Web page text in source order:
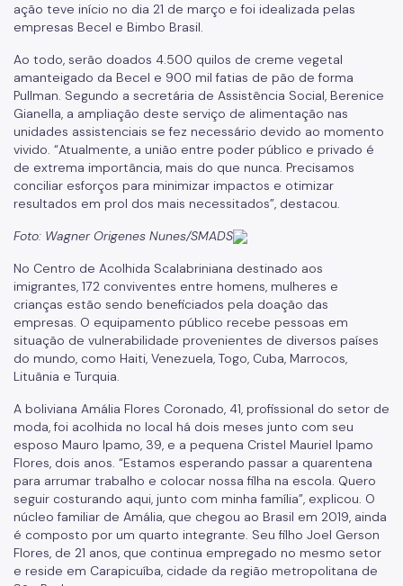
ação teve início no dia 21 de março e foi idealizada pelas
empresas Becel e Bimbo Brasil.
Ao todo, serão doados 4.500 quilos de creme vegetal
amanteigado da Becel e 900 mil fatias de pão de forma
Pullman. Segundo a secretária de Assistência Social, Berenice
Gianella, a ampliação deste serviço de alimentação nas
unidades assistenciais se fez necessário devido ao momento
vivido. “Atualmente, a união entre poder público e privado é
de extrema importância, mais do que nunca. Precisamos
conciliar esforços para minimizar impactos e otimizar
resultados em prol dos mais necessitados”, destacou.
Foto: Wagner Origenes Nunes/SMADS
No Centro de Acolhida Scalabriniana destinado aos
imigrantes, 172 conviventes entre homens, mulheres e
crianças estão sendo beneficiados pela doação das
empresas. O equipamento público recebe pessoas em
situação de vulnerabilidade provenientes de diversos países
do mundo, como Haiti, Venezuela, Togo, Cuba, Marrocos,
Lituânia e Turquia.
A boliviana Amália Flores Coronado, 41, profissional do setor de
moda, foi acolhida no local há dois meses junto com seu
esposo Mauro Ipamo, 39, e a pequena Cristel Mauriel Ipamo
Flores, dois anos. “Estamos esperando passar a quarentena
para arrumar trabalho e colocar nossa filha na escola. Quero
seguir costurando aqui, junto com minha família”, explicou. O
núcleo familiar de Amália, que chegou ao Brasil em 2019, ainda
é composto por um quarto integrante. Seu filho Joel Gerson
Flores, de 21 anos, que continua empregado no mesmo setor
e reside em Carapicuíba, cidade da região metropolitana de